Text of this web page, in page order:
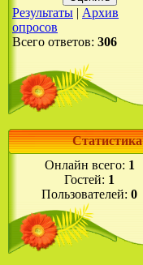
Результаты | Архив
опросов
Всего ответов: 306
Статистика
Онлайн всего: 1
Гостей: 1
Пользователей: 0